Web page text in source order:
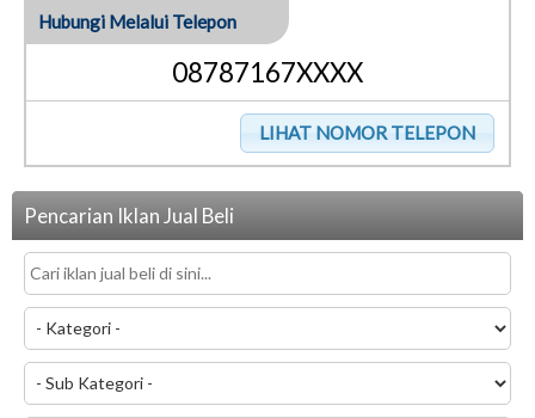
Hubungi Melalui Telepon
08787167XXXX
Pencarian Iklan Jual Beli